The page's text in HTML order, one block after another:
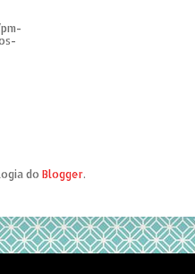
do Blogger.